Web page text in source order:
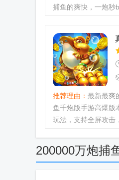
捕鱼的爽快，一炮秒
推荐理由： 最新最爽
鱼千炮版手游高爆版
玩法，支持全屏攻击
200000万炮捕